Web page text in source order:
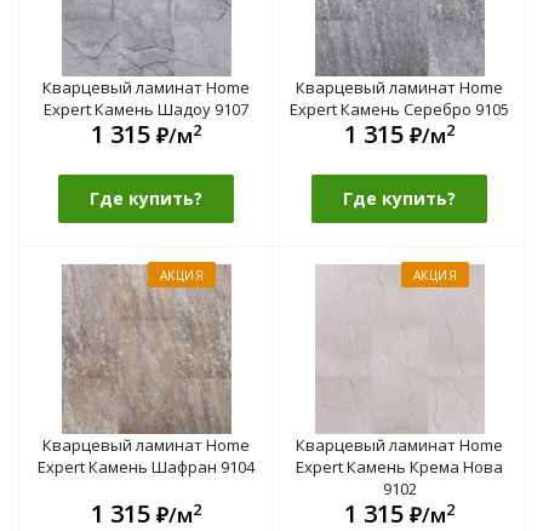
Кварцевый ламинат Home
Expert Камень Шадоу 9107
1 315 ₽/м2
Где купить?
Кварцевый ламинат Home
Expert Камень Серебро 9105
1 315 ₽/м2
Где купить?
АКЦИЯ
Кварцевый ламинат Home
Expert Камень Шафран 9104
1 315 ₽/м2
АКЦИЯ
Кварцевый ламинат Home
Expert Камень Крема Нова
9102
1 315 ₽/м2